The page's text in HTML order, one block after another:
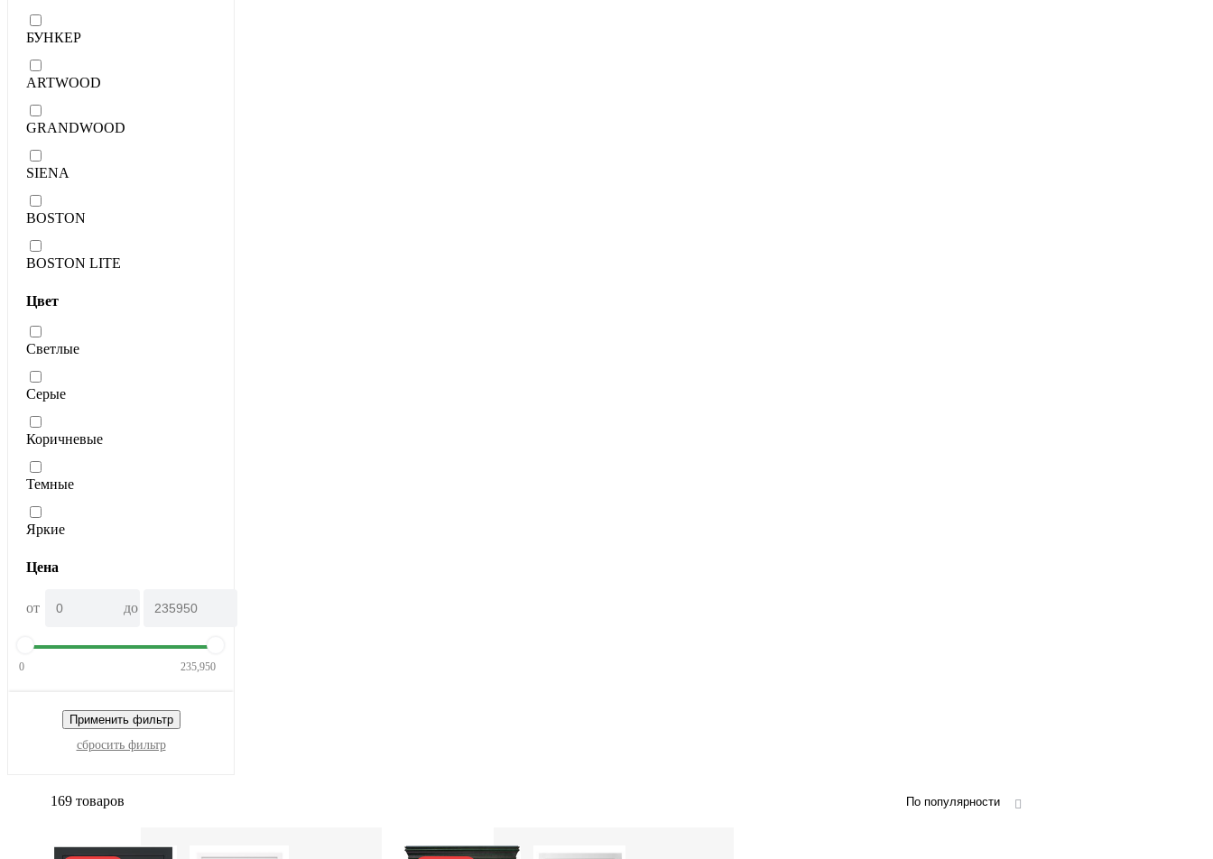
БУНКЕР
ARTWOOD
GRANDWOOD
SIENA
BOSTON
BOSTON LITE
Цвет
Светлые
Серые
Коричневые
Темные
Яркие
Цена
от до
0 235,950
Применить фильтр
сбросить фильтр
169 товаров По популярности